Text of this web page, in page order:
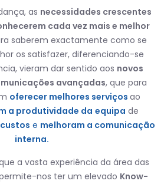
as necessidades crescentes
cada vez mais e melhor
saberem exactamente como se
os satisfazer, diferenciando-se
vieram dar sentido aos novos
avançadas, que para
oferecer melhores serviços ao
a produtividade da equipa de
e melhoram a comunicação
interna.
a vasta experiência da área das
nos ter um elevado Know-